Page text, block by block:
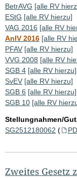
BetrAVG [alle RV
EStG [alle RV hierzu]
VAG 2016 [alle RV
AnlV 2016 [alle RV
PFAV [alle RV hierzu]
VVG 2008 [alle RV
SGB 4 [alle RV hierzu]
SvEV [alle RV hierzu]
SGB 6 [alle RV hierzu]
SGB 10 [alle RV
Stellungnahmen/
SG2512180062 (
Zweites Gesetz